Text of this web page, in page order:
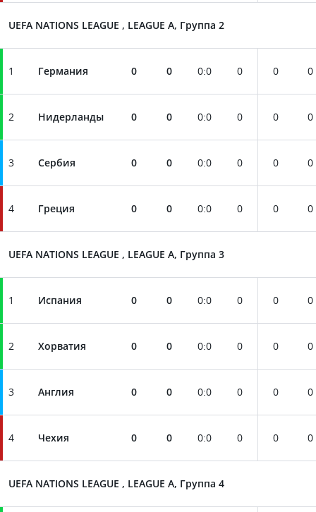
UEFA NATIONS LEAGUE , LEAGUE A, Группа 2
1 Германия 0 0 0:0 0 0 0
2 Нидерланды 0 0 0:0 0 0 0
3 Сербия 0 0 0:0 0 0 0
4 Греция 0 0 0:0 0 0 0
UEFA NATIONS LEAGUE , LEAGUE A, Группа 3
1 Испания 0 0 0:0 0 0 0
2 Хорватия 0 0 0:0 0 0 0
3 Англия 0 0 0:0 0 0 0
4 Чехия 0 0 0:0 0 0 0
UEFA NATIONS LEAGUE , LEAGUE A, Группа 4